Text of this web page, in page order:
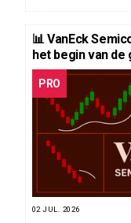
📊 VanEck
het begin van de
PRO
02 JUL. 2026